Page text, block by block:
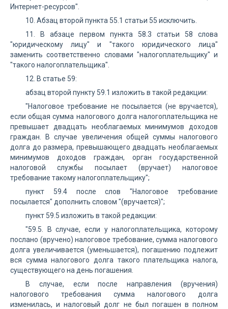
Интернет-ресурсов".
10. Абзац второй пункта 55.1 статьи 55 исключить.
11. В абзаце первом пункта 58.3 статьи 58 слова
"юридическому лицу" и "такого юридического лица"
заменить соответственно словами "налогоплательщику" и
"такого налогоплательщика".
12. В статье 59:
абзац второй пункту 59.1 изложить в такой редакции:
"Налоговое требование не посылается (не вручается),
если общая сумма налогового долга налогоплательщика не
превышает двадцать необлагаемых минимумов доходов
граждан. В случае увеличения общей суммы налогового
долга до размера, превышающего двадцать необлагаемых
минимумов доходов граждан, орган государственной
налоговой службы посылает (вручает) налоговое
требование такому налогоплательщику";
пункт 59.4 после слов "Налоговое требование
посылается" дополнить словом "(вручается)";
пункт 59.5 изложить в такой редакции:
"59.5. В случае, если у налогоплательщика, которому
послано (вручено) налоговое требование, сумма налогового
долга увеличивается (уменьшается), погашению подлежит
вся сумма налогового долга такого плательщика налога,
существующего на день погашения.
В случае, если после направления (вручения)
налогового требования сумма налогового долга
изменилась, и налоговый долг не был погашен в полном